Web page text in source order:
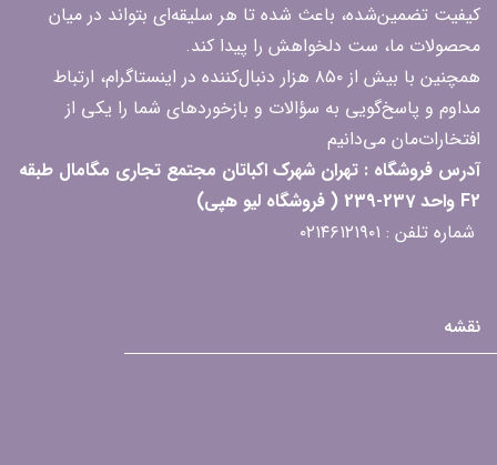
کیفیت تضمین‌شده، باعث شده تا هر سلیقه‌ای بتواند در میان
محصولات ما، ست دلخواهش را پیدا کند.
همچنین با بیش از ۸۵۰ هزار دنبال‌کننده در اینستاگرام، ارتباط
مداوم و پاسخ‌گویی به سؤالات و بازخوردهای شما را یکی از
افتخارات‌مان می‌دانیم
آدرس فروشگاه : تهران شهرک اکباتان مجتمع تجاری مگامال طبقه
F2 واحد 237-239 ( فروشگاه لیو هپی)
شماره تلفن : ۰۲۱۴۶۱۲۱۹۰۱
نقشه